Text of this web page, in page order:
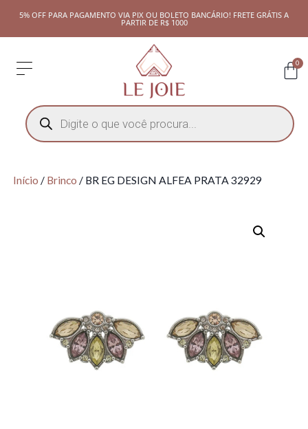
5% OFF PARA PAGAMENTO VIA PIX OU BOLETO BANCÁRIO! FRETE GRÁTIS A
PARTIR DE R$ 1000
0
Início / Brinco / BR EG DESIGN ALFEA PRATA 32929